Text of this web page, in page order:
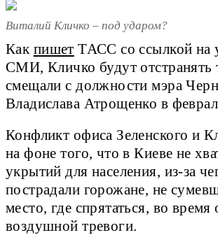
Виталий Кличко – под ударом?
Как пишет ТАСС со ссылкой на
СМИ, Кличко будут отстранять
смещали с должности мэра
Владислава Атрощенко в
Конфликт офиса Зеленского и
на фоне того, что в Киеве не
укрытий для населения, из-за
пострадали горожане, не
место, где спрятаться, во время
воздушной тревоги.